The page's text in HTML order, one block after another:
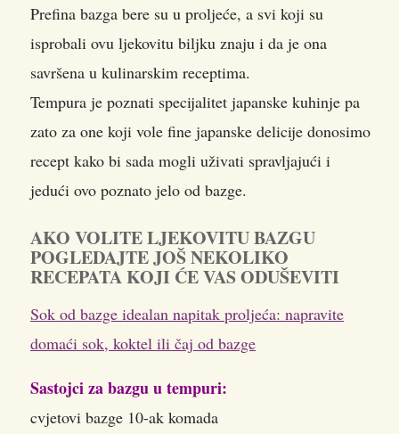
Prefina bazga bere su u proljeće, a svi koji su
isprobali ovu ljekovitu biljku znaju i da je ona
savršena u kulinarskim receptima.
Tempura je poznati specijalitet japanske kuhinje pa
zato za one koji vole fine japanske delicije donosimo
recept kako bi sada mogli uživati spravljajući i
jedući ovo poznato jelo od bazge.
AKO VOLITE LJEKOVITU BAZGU
POGLEDAJTE JOŠ NEKOLIKO
RECEPATA KOJI ĆE VAS ODUŠEVITI
Sok od bazge idealan napitak proljeća: napravite
domaći sok, koktel ili čaj od bazge
Sastojci za bazgu u tempuri:
cvjetovi bazge 10-ak komada